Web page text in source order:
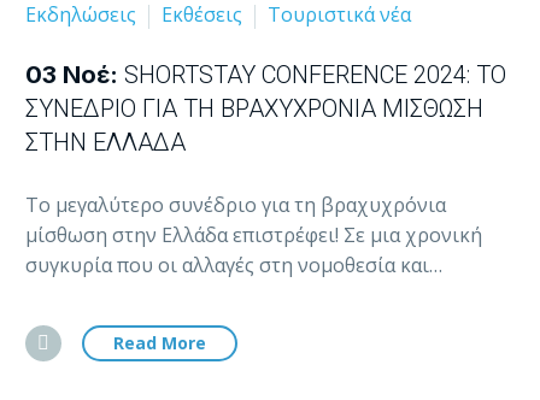
Εκδηλώσεις
Εκθέσεις Τουριστικά νέα
03 Νοέ: SHORTSTAY CONFERENCE 2024: ΤΟ
ΣΥΝΈΔΡΙΟ ΓΙΑ ΤΗ ΒΡΑΧΥΧΡΌΝΙΑ ΜΊΣΘΩΣΗ
ΣΤΗΝ ΕΛΛΆΔΑ
Το μεγαλύτερο συνέδριο για τη βραχυχρόνια
μίσθωση στην Ελλάδα επιστρέφει! Σε μια χρονική
συγκυρία που οι αλλαγές στη νομοθεσία και…
Read More